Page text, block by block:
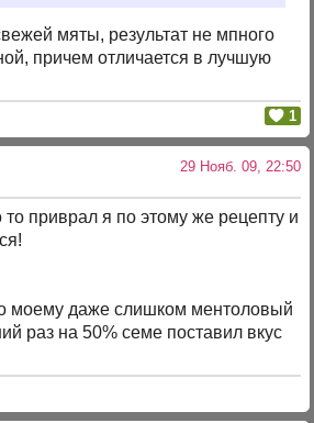
мяты, результат не мпного
причем отличается в лучшую
1
29 Нояб. 09, 22:50
то приврал я по этому же рецепту и
моему даже слишком ментоловый
раз на 50% семе поставил вкус